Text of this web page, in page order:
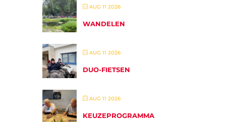
AUG 11 2026
WANDELEN
AUG 11 2026
DUO-FIETSEN
AUG 11 2026
KEUZEPROGRAMMA